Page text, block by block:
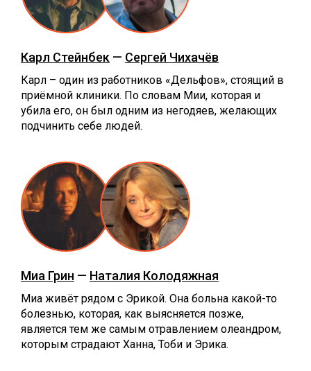
Карл Стейнбек — Сергей Чихачёв
Карл – один из работников «Дельфов», стоящий в
приёмной клиники. По словам Мии, которая и
убила его, он был одним из негодяев, желающих
подчинить себе людей.
Миа Грин — Наталия Колодяжная
Миа живёт рядом с Эрикой. Она больна какой-то
болезнью, которая, как выясняется позже,
является тем же самым отравлением олеандром,
которым страдают Ханна, Тоби и Эрика.